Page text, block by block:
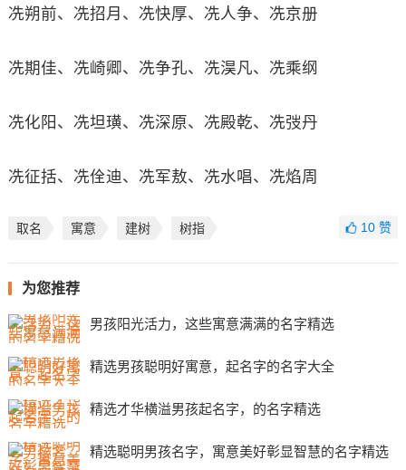
冼朔前、冼招月、冼快厚、冼人争、冼京册
冼期佳、冼崎卿、冼争孔、冼淏凡、冼乘纲
冼化阳、冼坦璜、冼深原、冼殿乾、冼弢丹
冼征括、冼佺迪、冼军敖、冼水唱、冼焰周
取名 寓意 建树 树指 10赞
为您推荐
男孩阳光活力，这些寓意满满的名字精选
精选男孩聪明好寓意，起名字的名字大全
精选才华横溢男孩起名字，的名字精选
精选聪明男孩名字，寓意美好彰显智慧的名字精选